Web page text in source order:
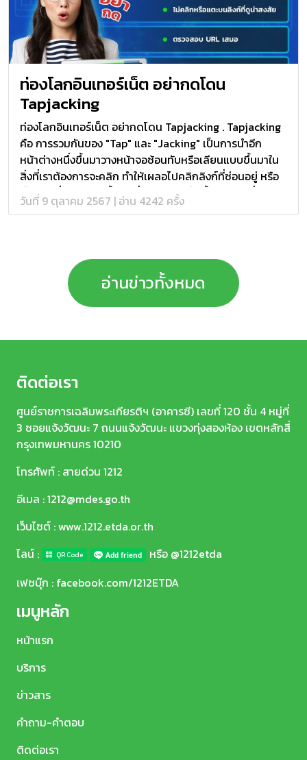
ท่องโลกอินเทอร์เน็ต อย่ากดโดน
Tapjacking
ท่องโลกอินเทอร์เน็ต อย่ากดโดน Tapjacking . Tapjacking
คือ การรวมกันของ "Tap" และ "Jacking" เป็นการนำอีก
หน้าต่างหนึ่งขึ้นมาวางหน้าจอซ้อนทับหรือเลียนแบบขึ้นมาใน
สิ่งที่เราต้องการจะคลิก ทำให้เผลอไปคลิกลิงก์ที่ซ่อนอยู่ หรือ
เว็บไซต์ที่เลียนแบบขึ้นมา ซึ่งไม่ใช่หน้าเว็บนั้นจริง ๆ เพื่อ
หลอกให้ดาวน์โหลดมัลแวร์, เปิดเว็บไซต์ที่เป็นอันตราย และ
จากเว็บต่าง ๆ และดาวน์โหลดเกมทั้งนอกและใน Store ที่เมื่อ
ทำการคลิกอะไรสักอย่างจะขึ้นป๊อปอัปขนาดเล็กโผล่มา หรือ
เด้งขึ้นมาอีกหน้าเว็บ และให้ยืนยันอนุญาตอะไรสักอย่างก่อน
เสมอ . ข้อควรระวัง - ไม่คลิกหรือแตะบนลิงก์ที่ดูน่าสงสัย -
Store - ตั้งค่าปิด Screen Overlay หรือการอนุญาตให้แอปฯ
หรือไม่ได้เปิดเอง ให้กดปิดทันที . #1212ETDA #ดิจิทัลเพื่อ
เศรษฐกิจและสังคม #MDES #ETDAThailand #ปกป้องคน
ที่คุณรัก #ไม่กดลิงก์ไม่เชื่อไม่รีบไม่โอน #Tapjacking
วันที่ 9 ตุลาคม 2567 | อ่าน 4242 ครั้ง
อ่านข่าวทั้งหมด
ติดต่อเรา
ศูนย์ราชการเฉลิมพระเกียรติฯ (อาคารซี) เลขที่ 120 ชั้น 4 หมู่ที่
3 ซอยแจ้งวัฒนะ 7 ถนนแจ้งวัฒนะ แขวงทุ่งสองห้อง เขตหลักสี่
กรุงเทพมหานคร 10210
โทรศัพท์ : สายด่วน 1212
อีเมล :1212@mdes.go.th
เว็บไซต์ :www.1212.etda.or.th
ไลน์ :
QR Code
หรือ @1212etda
เฟซบุ๊ก : facebook.com/1212ETDA
เมนูหลัก
หน้าแรก
บริการ
ข่าวสาร
คำถาม-คำตอบ
ติดต่อเรา